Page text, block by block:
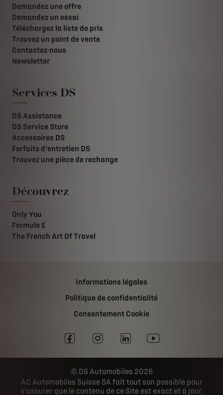
Demandez une offre
Demandez un essai
Téléchargez la liste de prix
Trouvez un point de vente
Contactez-nous
Newsletter
Services DS
DS Assistance
DS Service Store
Accessoires DS
Forfaits d'entretien DS
Trouvez une pièce de rechange
Découvrez
Only You
Formule E
The French Art Of Travel
Informations légales
Politique de confidentialité
Consentement Cookie
DS Automobiles 2026
AC Automobiles Suisse SA fait tout son possible pour
s'assurer que le contenu de ce Site est exact et à jour,